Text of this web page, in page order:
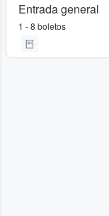
Entrada general
1 - 8 boletos